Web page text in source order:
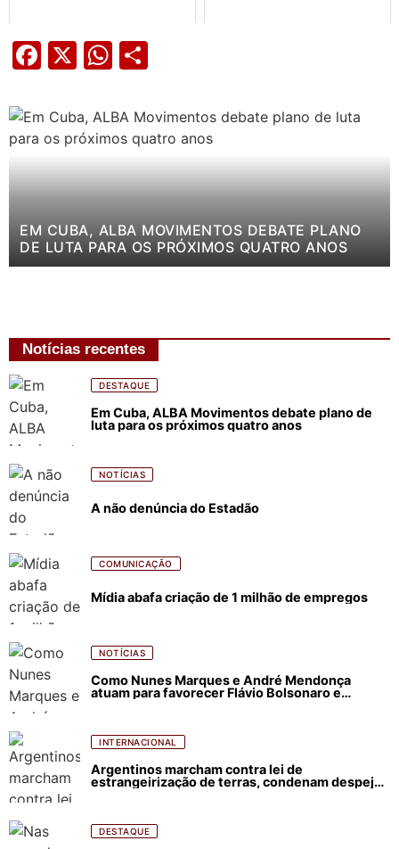
Facebook
X WhatsApp
EM CUBA, ALBA MOVIMENTOS DEBATE PLANO
DE LUTA PARA OS PRÓXIMOS QUATRO ANOS
Notícias recentes
DESTAQUE
Em Cuba, ALBA Movimentos debate plano de
luta para os próximos quatro anos
NOTÍCIAS
A não denúncia do Estadão
COMUNICAÇÃO
Mídia abafa criação de 1 milhão de empregos
NOTÍCIAS
Como Nunes Marques e André Mendonça
atuam para favorecer Flávio Bolsonaro e
INTERNACIONAL
Argentinos marcham contra lei de
estrangeirização de terras, condenam despejos
DESTAQUE